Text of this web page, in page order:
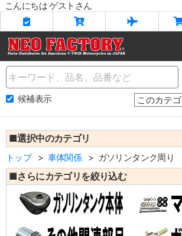
こんにちは ゲストさん
Name
候補表示
■選択中のカテゴリ
トップ 車体関係 ガソリンタンク周り
■さらにカテゴリを絞り込む